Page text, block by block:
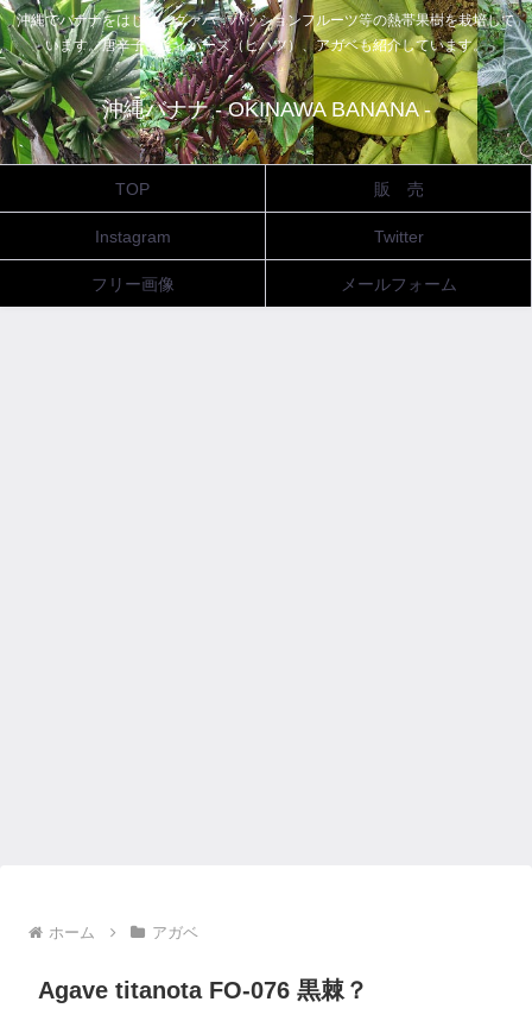
沖縄でバナナをはじめ、グァバ、パッションフルーツ等の熱帯果樹を栽培して
います。唐辛子、ピィパーズ（ヒハツ）、アガベも紹介しています。
沖縄バナナ - OKINAWA BANANA -
TOP 販 売
Instagram Twitter
フリー画像 メールフォーム
ホーム アガベ
Agave titanota FO-076 黒棘？